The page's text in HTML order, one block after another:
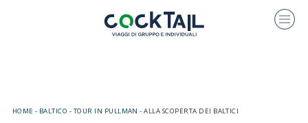
HOME - BALTICO - TOUR IN PULLMAN -ALLA SCOPERTA DEI BALTICI